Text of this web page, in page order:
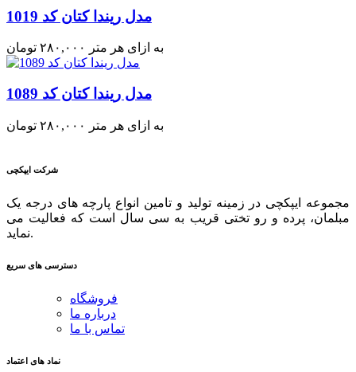
مدل ریندا کتان کد 1019
۲۸۰,۰۰۰ تومان به ازای هر متر
مدل ریندا کتان کد 1089
۲۸۰,۰۰۰ تومان به ازای هر متر
شرکت ایپکچی
مجموعه ایپکچی در زمینه تولید و تامین انواع پارچه های درجه یک
مبلمان، پرده و رو تختی قریب به سی سال است که فعالیت می
نماید.
دسترسی های سریع
فروشگاه
درباره ما
تماس با ما
نماد های اعتماد